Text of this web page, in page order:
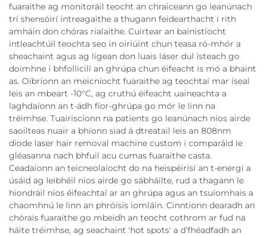
fuaraithe ag monitoráil teocht an chraiceann go leanúnach
trí shensóirí intreagaithe a thugann feidearthacht i rith
amháin don chóras rialaithe. Cuirtear an bainistíocht
intleachtúil teochta seo in oiriúint chun teasa ró-mhór a
sheachaint agus ag ligean don luais láser dul isteach go
doimhne i bhfollicilí an ghrúpa chun éifeacht is mó a bhaint
as. Oibríonn an meicníocht fuaraithe ag teochtaí mar íseal
leis an mbeart -10°C, ag cruthú éifeacht uaineachta a
laghdaíonn an t-ádh fíor-ghrúpa go mór le linn na
tréimhse. Tuairiscíonn na patients go leanúnach níos airde
saoilteas nuair a bhíonn siad á dtreatail leis an 808nm
diode laser hair removal machine custom i comparáid le
gléasanna nach bhfuil acu cumas fuaraithe casta.
Ceadaíonn an teicneolaíocht do na heispéirisí an t-energi a
úsáid ag leibhéil níos airde go sábháilte, rud a thagann le
hiondráil níos éifeachtaí ar an ghrúpa agus an tsuíomhais a
chaomhnú le linn an phróisis iomláin. Cinntíonn dearadh an
chórais fuaraithe go mbeidh an teocht cothrom ar fud na
háite tréimhse, ag seachaint 'hot spots' a d’fhéadfadh an